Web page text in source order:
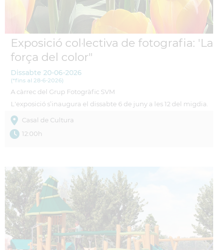
Exposició col·lectiva de fotografia: 'La
força del color"
Dissabte 20-06-2026
(*fins al 28-6-2026)
A càrrec del Grup Fotogràfic SVM
L'exposició s’inaugura el dissabte 6 de juny a les 12 del migdia.
Casal de Cultura
12:00h